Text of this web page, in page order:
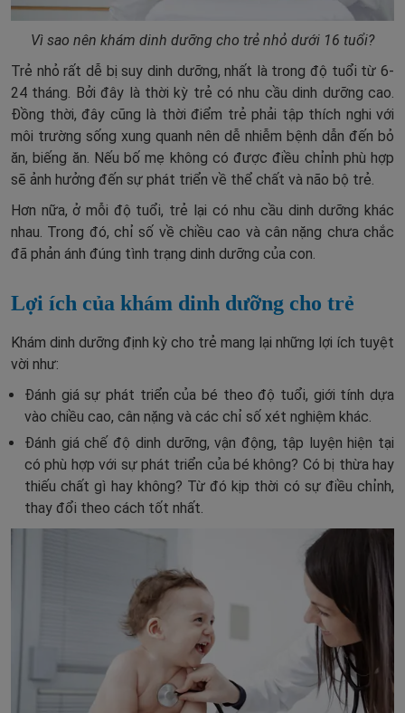
Vì sao nên khám dinh dưỡng cho trẻ nhỏ dưới 16 tuổi?
Trẻ nhỏ rất dễ bị suy dinh dưỡng, nhất là trong độ tuổi từ 6-
24 tháng. Bởi đây là thời kỳ trẻ có nhu cầu dinh dưỡng cao.
Đồng thời, đây cũng là thời điểm trẻ phải tập thích nghi với
môi trường sống xung quanh nên dễ nhiễm bệnh dẫn đến bỏ
ăn, biếng ăn. Nếu bố mẹ không có được điều chỉnh phù hợp
sẽ ảnh hưởng đến sự phát triển về thể chất và não bộ trẻ.
Hơn nữa, ở mỗi độ tuổi, trẻ lại có nhu cầu dinh dưỡng khác
nhau. Trong đó, chỉ số về chiều cao và cân nặng chưa chắc
đã phản ánh đúng tình trạng dinh dưỡng của con.
Lợi ích của khám dinh dưỡng cho trẻ
Khám dinh dưỡng định kỳ cho trẻ mang lại những lợi ích tuyệt
vời như:
Đánh giá sự phát triển của bé theo độ tuổi, giới tính dựa
vào chiều cao, cân nặng và các chỉ số xét nghiệm khác.
Đánh giá chế độ dinh dưỡng, vận động, tập luyện hiện tại
có phù hợp với sự phát triển của bé không? Có bị thừa hay
thiếu chất gì hay không? Từ đó kịp thời có sự điều chỉnh,
thay đổi theo cách tốt nhất.